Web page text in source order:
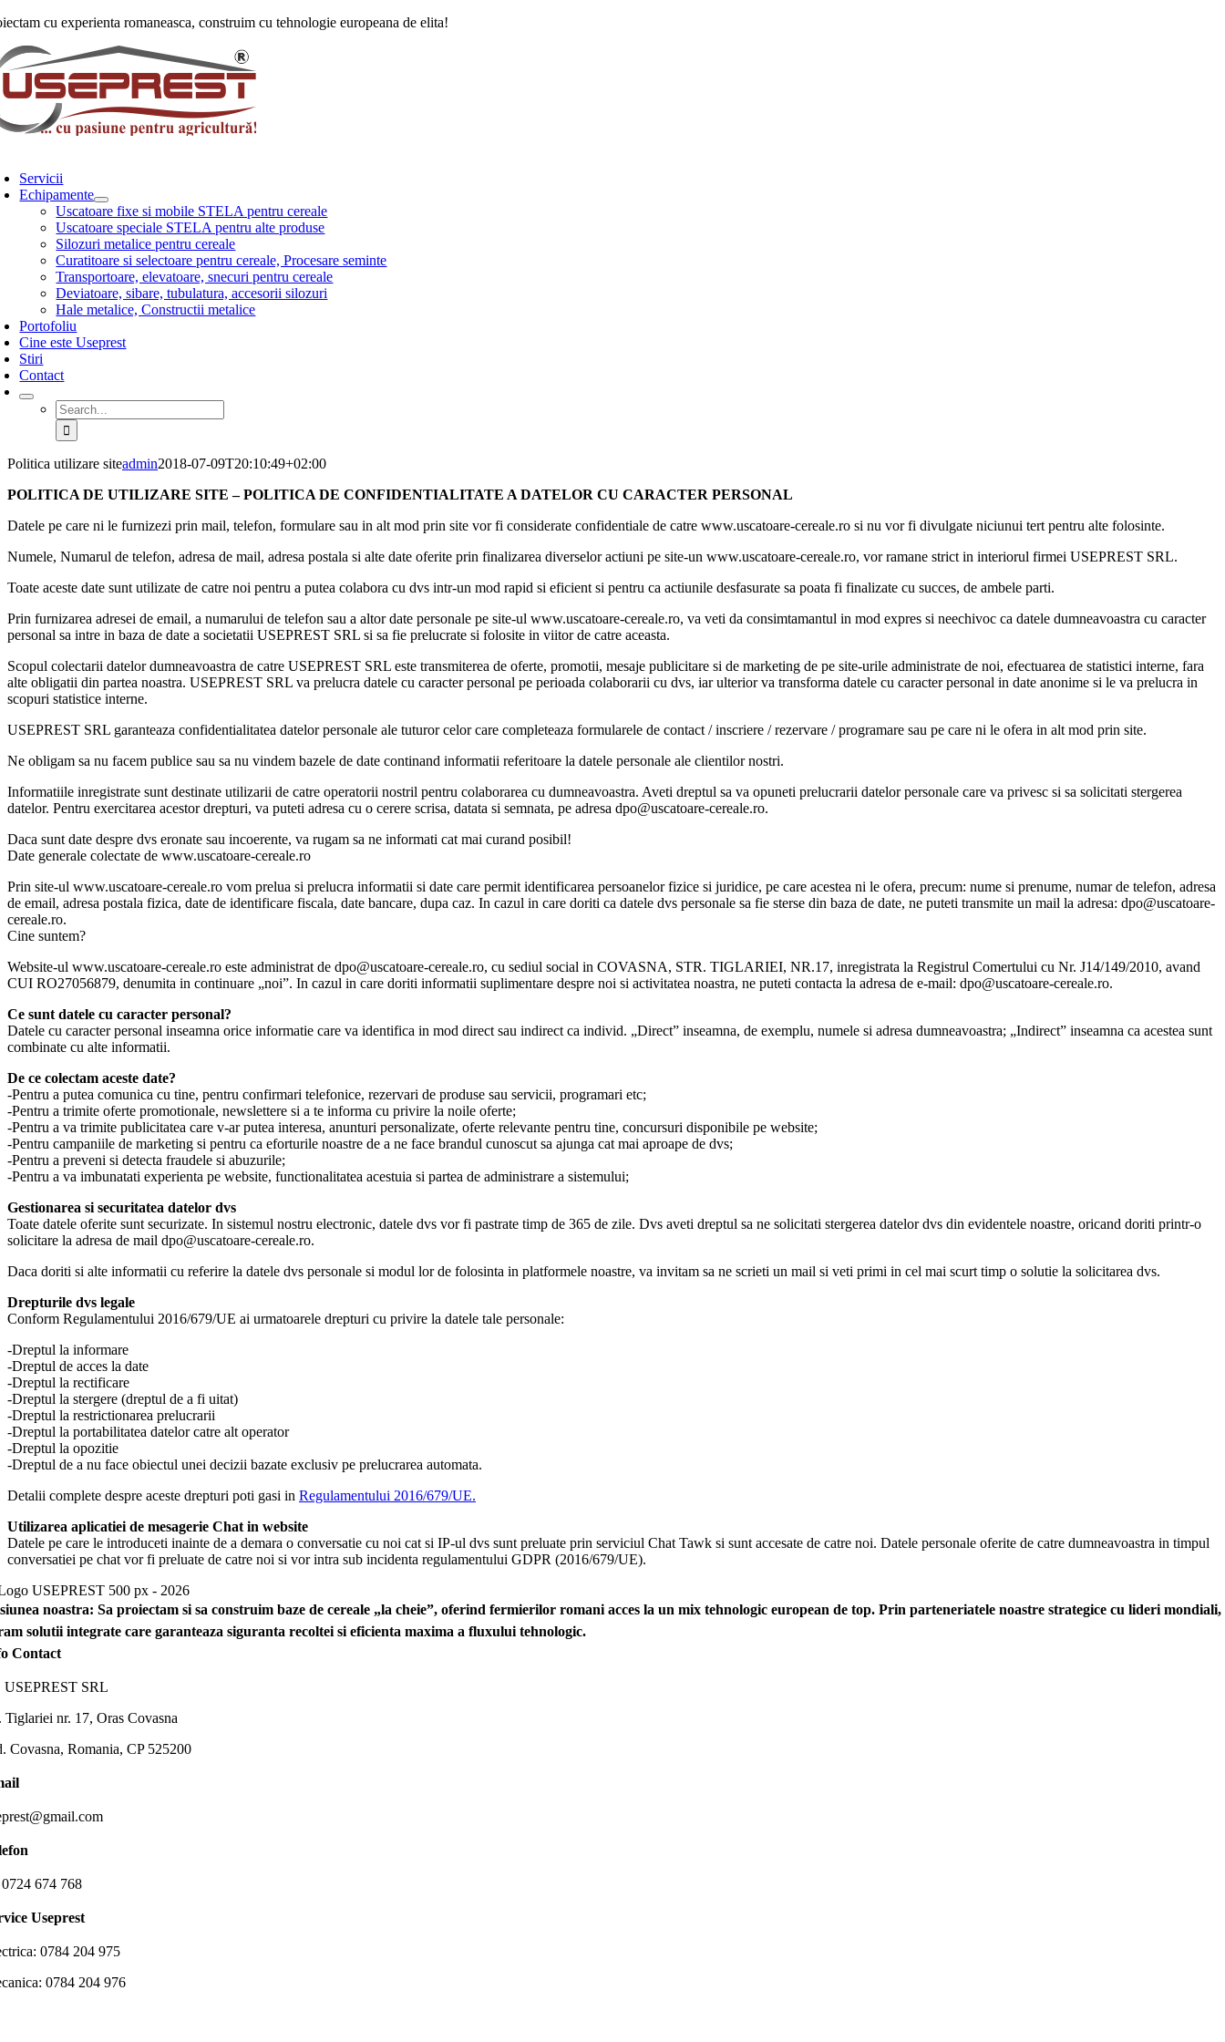
Skip
content
cu experienta romaneasca, construim cu tehnologie europeana de elita!
Servicii
Echipamente
Uscatoare fixe si mobile STELA pentru cereale
Uscatoare speciale STELA pentru alte produse
Silozuri metalice pentru cereale
Curatitoare si selectoare pentru cereale, Procesare seminte
Transportoare, elevatoare, snecuri pentru cereale
Deviatoare, sibare, tubulatura, accesorii silozuri
Hale metalice, Constructii metalice
Portofoliu
Cine este Useprest
Stiri
Contact
Search
for:
Politica utilizare siteadmin2018-07-09T20:10:49+02:00
POLITICA DE UTILIZARE SITE – POLITICA DE CONFIDENTIALITATE A DATELOR CU CARACTER PERSONAL
Datele pe care ni le furnizezi prin mail, telefon, formulare sau in alt mod prin site vor fi considerate confidentiale de catre www.uscatoare-cereale.ro si nu vor fi divulgate niciunui tert pentru alte folosinte.
Numele, Numarul de telefon, adresa de mail, adresa postala si alte date oferite prin finalizarea diverselor actiuni pe site-un www.uscatoare-cereale.ro, vor ramane strict in interiorul firmei USEPREST SRL.
Toate aceste date sunt utilizate de catre noi pentru a putea colabora cu dvs intr-un mod rapid si eficient si pentru ca actiunile desfasurate sa poata fi finalizate cu succes, de ambele parti.
Prin furnizarea adresei de email, a numarului de telefon sau a altor date personale pe site-ul www.uscatoare-cereale.ro, va veti da consimtamantul in mod expres si neechivoc ca datele dumneavoastra cu caracter
personal sa intre in baza de date a societatii USEPREST SRL si sa fie prelucrate si folosite in viitor de catre aceasta.
Scopul colectarii datelor dumneavoastra de catre USEPREST SRL este transmiterea de oferte, promotii, mesaje publicitare si de marketing de pe site-urile administrate de noi, efectuarea de statistici interne, fara
alte obligatii din partea noastra. USEPREST SRL va prelucra datele cu caracter personal pe perioada colaborarii cu dvs, iar ulterior va transforma datele cu caracter personal in date anonime si le va prelucra in
scopuri statistice interne.
USEPREST SRL garanteaza confidentialitatea datelor personale ale tuturor celor care completeaza formularele de contact / inscriere / rezervare / programare sau pe care ni le ofera in alt mod prin site.
Ne obligam sa nu facem publice sau sa nu vindem bazele de date continand informatii referitoare la datele personale ale clientilor nostri.
Informatiile inregistrate sunt destinate utilizarii de catre operatorii nostril pentru colaborarea cu dumneavoastra. Aveti dreptul sa va opuneti prelucrarii datelor personale care va privesc si sa solicitati stergerea
datelor. Pentru exercitarea acestor drepturi, va puteti adresa cu o cerere scrisa, datata si semnata, pe adresa dpo@uscatoare-cereale.ro.
Daca sunt date despre dvs eronate sau incoerente, va rugam sa ne informati cat mai curand posibil!
Date generale colectate de www.uscatoare-cereale.ro
Prin site-ul www.uscatoare-cereale.ro vom prelua si prelucra informatii si date care permit identificarea persoanelor fizice si juridice, pe care acestea ni le ofera, precum: nume si prenume, numar de telefon, adresa
de email, adresa postala fizica, date de identificare fiscala, date bancare, dupa caz. In cazul in care doriti ca datele dvs personale sa fie sterse din baza de date, ne puteti transmite un mail la adresa: dpo@uscatoare-
cereale.ro.
Cine suntem?
Website-ul www.uscatoare-cereale.ro este administrat de dpo@uscatoare-cereale.ro, cu sediul social in COVASNA, STR. TIGLARIEI, NR.17, inregistrata la Registrul Comertului cu Nr. J14/149/2010, avand
CUI RO27056879, denumita in continuare „noi”. In cazul in care doriti informatii suplimentare despre noi si activitatea noastra, ne puteti contacta la adresa de e-mail: dpo@uscatoare-cereale.ro.
Ce sunt datele cu caracter personal?
Datele cu caracter personal inseamna orice informatie care va identifica in mod direct sau indirect ca individ. „Direct” inseamna, de exemplu, numele si adresa dumneavoastra; „Indirect” inseamna ca acestea sunt
combinate cu alte informatii.
De ce colectam aceste date?
-Pentru a putea comunica cu tine, pentru confirmari telefonice, rezervari de produse sau servicii, programari etc;
-Pentru a trimite oferte promotionale, newslettere si a te informa cu privire la noile oferte;
-Pentru a va trimite publicitatea care v-ar putea interesa, anunturi personalizate, oferte relevante pentru tine, concursuri disponibile pe website;
-Pentru campaniile de marketing si pentru ca eforturile noastre de a ne face brandul cunoscut sa ajunga cat mai aproape de dvs;
-Pentru a preveni si detecta fraudele si abuzurile;
-Pentru a va imbunatati experienta pe website, functionalitatea acestuia si partea de administrare a sistemului;
Gestionarea si securitatea datelor dvs
Toate datele oferite sunt securizate. In sistemul nostru electronic, datele dvs vor fi pastrate timp de 365 de zile. Dvs aveti dreptul sa ne solicitati stergerea datelor dvs din evidentele noastre, oricand doriti printr-o
solicitare la adresa de mail dpo@uscatoare-cereale.ro.
Daca doriti si alte informatii cu referire la datele dvs personale si modul lor de folosinta in platformele noastre, va invitam sa ne scrieti un mail si veti primi in cel mai scurt timp o solutie la solicitarea dvs.
Drepturile dvs legale
Conform Regulamentului 2016/679/UE ai urmatoarele drepturi cu privire la datele tale personale:
-Dreptul la informare
-Dreptul de acces la date
-Dreptul la rectificare
-Dreptul la stergere (dreptul de a fi uitat)
-Dreptul la restrictionarea prelucrarii
-Dreptul la portabilitatea datelor catre alt operator
-Dreptul la opozitie
-Dreptul de a nu face obiectul unei decizii bazate exclusiv pe prelucrarea automata.
Detalii complete despre aceste drepturi poti gasi in Regulamentului 2016/679/UE.
Utilizarea aplicatiei de mesagerie Chat in website
Datele pe care le introduceti inainte de a demara o conversatie cu noi cat si IP-ul dvs sunt preluate prin serviciul Chat Tawk si sunt accesate de catre noi. Datele personale oferite de catre dumneavoastra in timpul
conversatiei pe chat vor fi preluate de catre noi si vor intra sub incidenta regulamentului GDPR (2016/679/UE).
noastra: Sa proiectam si sa construim baze de cereale „la cheie”, oferind fermierilor romani acces la un mix tehnologic european de top. Prin parteneriatele noastre strategice cu lideri mondiali,
solutii integrate care garanteaza siguranta recoltei si eficienta maxima a fluxului tehnologic.
Contact
USEPREST SRL
Tiglariei nr. 17, Oras Covasna
Covasna, Romania, CP 525200
674 768
Useprest
0784 204 975
0784 204 976